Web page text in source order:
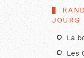
JOURS
La
Les